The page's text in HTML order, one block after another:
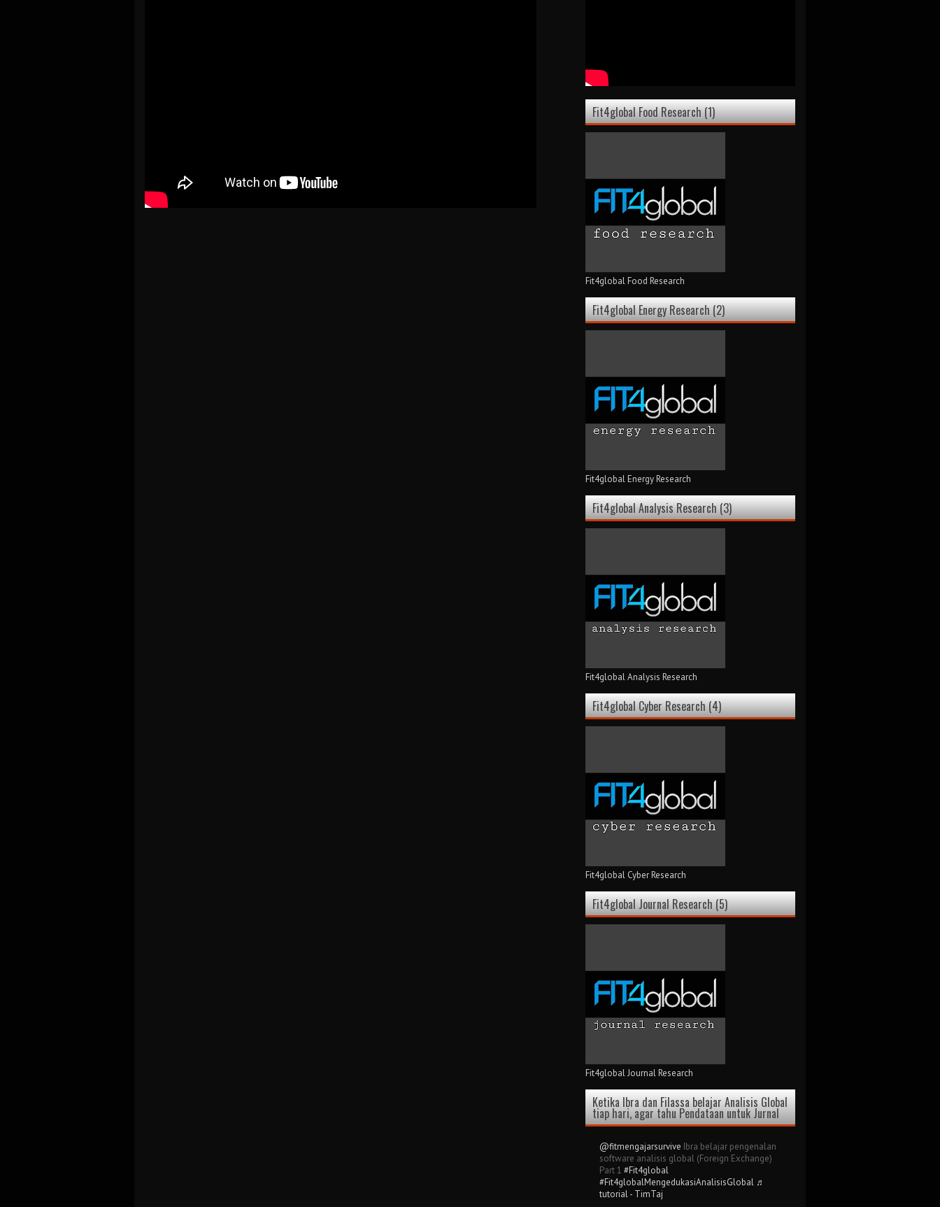
Fit4global Food Research (1)
Fit4global Food Research
Fit4global Energy Research (2)
Fit4global Energy Research
Fit4global Analysis Research (3)
Fit4global Analysis Research
Fit4global Cyber Research (4)
Fit4global Cyber Research
Fit4global Journal Research (5)
Fit4global Journal Research
Ketika Ibra dan Filassa belajar Analisis Global
tiap hari, agar tahu Pendataan untuk Jurnal
@fitmengajarsurvive Ibra belajar pengenalan
software analisis global (Foreign Exchange)
Part 1 #Fit4global
#Fit4globalMengedukasiAnalisisGlobal ♬
tutorial - TimTaj